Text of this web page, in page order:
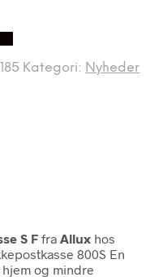
Kategori: Nyheder
S F fra Allux hos
800S En
og mindre